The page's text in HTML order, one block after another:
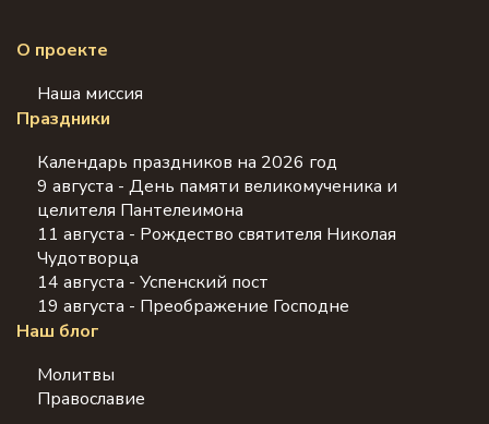
О проекте
Наша миссия
Праздники
Календарь праздников на 2026 год
9 августа - День памяти великомученика и
целителя Пантелеимона
11 августа - Рождество святителя Николая
Чудотворца
14 августа - Успенский пост
19 августа - Преображение Господне
Наш блог
Молитвы
Православие